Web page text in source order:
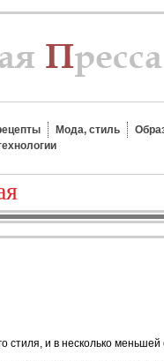
Мода, стиль
стиля, и в несколько